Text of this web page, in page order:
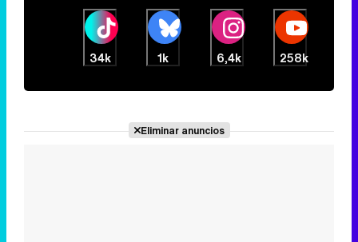
34k 1k 6,4k 258k
Eliminar anuncios